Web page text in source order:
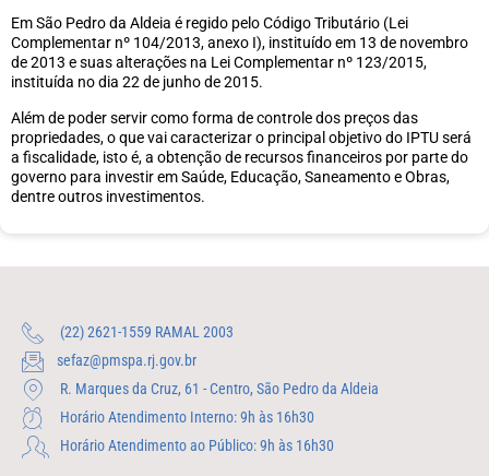
Em São Pedro da Aldeia é regido pelo Código Tributário (Lei
Complementar nº 104/2013, anexo I), instituído em 13 de novembro
de 2013 e suas alterações na Lei Complementar nº 123/2015,
instituída no dia 22 de junho de 2015.
Além de poder servir como forma de controle dos preços das
propriedades, o que vai caracterizar o principal objetivo do IPTU será
a fiscalidade, isto é, a obtenção de recursos financeiros por parte do
governo para investir em Saúde, Educação, Saneamento e Obras,
dentre outros investimentos.
(22) 2621-1559 RAMAL 2003
sefaz@pmspa.rj.gov.br
R. Marques da Cruz, 61 - Centro, São Pedro da Aldeia
Horário Atendimento Interno: 9h às 16h30
Horário Atendimento ao Público: 9h às 16h30